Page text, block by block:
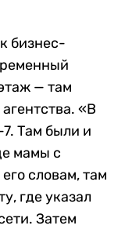
бизнес-
— там
«В
Там были и
мамы с
словам, там
где указал
Затем